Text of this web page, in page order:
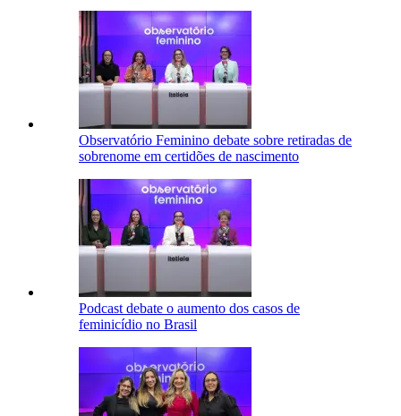
Observatório Feminino debate sobre retiradas de
sobrenome em certidões de nascimento
Podcast debate o aumento dos casos de
feminicídio no Brasil